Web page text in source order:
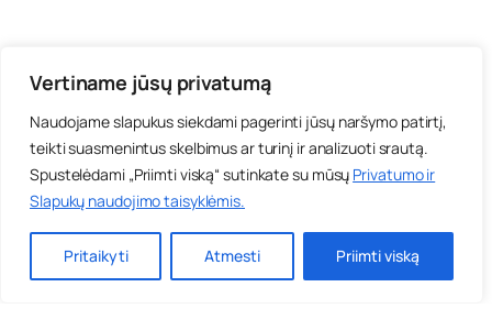
Vertiname jūsų privatumą
Naudojame slapukus siekdami pagerinti jūsų naršymo patirtį,
teikti suasmenintus skelbimus ar turinį ir analizuoti srautą.
Spustelėdami „Priimti viską“ sutinkate su mūsų Privatumo ir
Slapukų naudojimo taisyklėmis.
Pritaikyti Atmesti Priimti viską